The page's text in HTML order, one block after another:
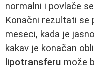
normalni i povlače
Konačni rezultati se
meseci, kada je
kakav je konačan
lipotransferu može